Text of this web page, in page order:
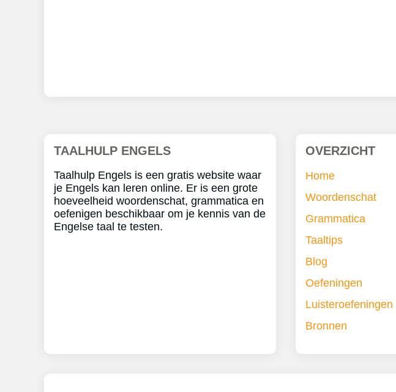
TAALHULP ENGELS
Taalhulp Engels is een gratis website waar
je Engels kan leren online. Er is een grote
hoeveelheid woordenschat, grammatica en
oefenigen beschikbaar om je kennis van de
Engelse taal te testen.
OVERZICHT
Home
Woordenschat
Grammatica
Taaltips
Blog
Oefeningen
Luisteroefeningen
Bronnen